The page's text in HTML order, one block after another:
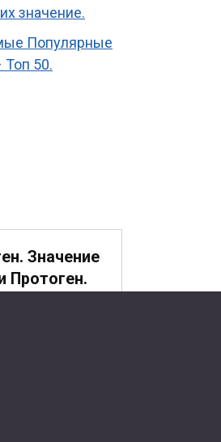
значение.
Популярные
50.
Значение
Протоген.